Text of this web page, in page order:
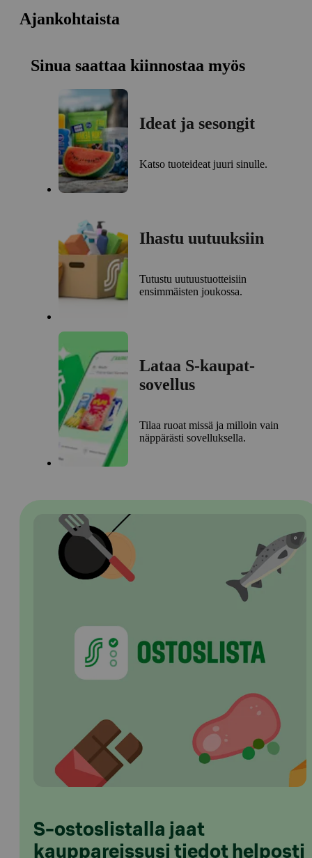
Ajankohtaista
Sinua saattaa kiinnostaa myös
Ideat ja sesongit
Katso tuoteideat juuri sinulle.
Ihastu uutuuksiin
Tutustu uutuustuotteisiin
ensimmäisten joukossa.
Lataa S-kaupat-
sovellus
Tilaa ruoat missä ja milloin vain
näppärästi sovelluksella.
S-ostoslistalla jaat
kauppareissusi tiedot helposti